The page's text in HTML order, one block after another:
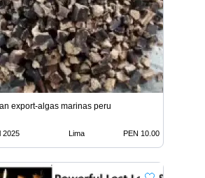
export-algas marinas peru
2025 Lima PEN 10.00